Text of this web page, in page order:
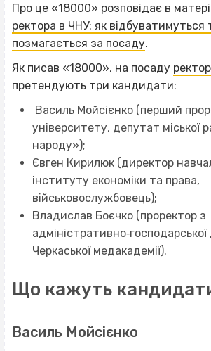
Про це «18000» розповідає в
ректора в ЧНУ: як відбуватимуться
позмагається за посаду.
Як писав «18000», на посаду
претендують три кандидати:
Василь Мойсієнко (перший
університету, депутат міської
народу»);
Євген Кирилюк (директор
інституту економіки та права,
військовослужбовець);
Владислав Боєчко (проректор з
адміністративно‐господарської
Черкаської медакадемії).
Що кажуть
Василь Мойсієнко